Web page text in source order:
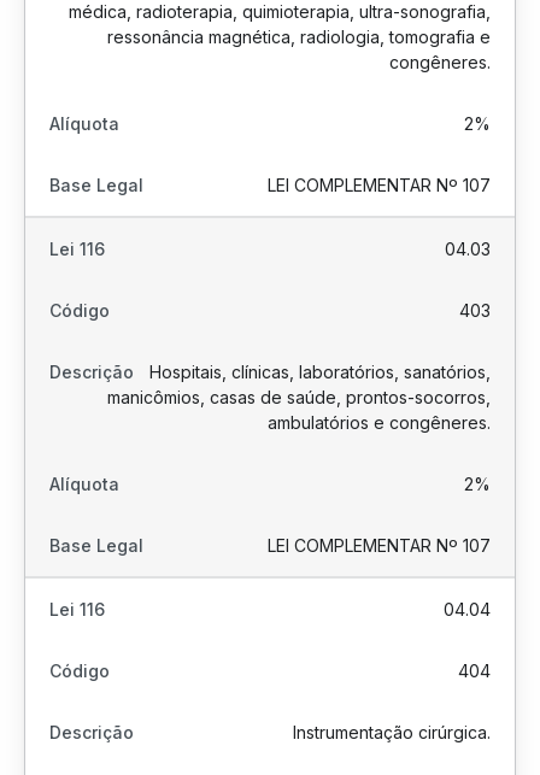
médica, radioterapia, quimioterapia, ultra-sonografia,
ressonância magnética, radiologia, tomografia e
congêneres.
2%
LEI COMPLEMENTAR Nº 107
04.03
403
Hospitais, clínicas, laboratórios, sanatórios,
manicômios, casas de saúde, prontos-socorros,
ambulatórios e congêneres.
2%
LEI COMPLEMENTAR Nº 107
04.04
404
Instrumentação cirúrgica.